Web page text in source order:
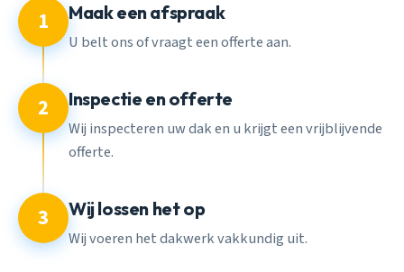
1 Maak een afspraak
U belt ons of vraagt een offerte aan.
2 Inspectie en offerte
Wij inspecteren uw dak en u krijgt een vrijblijvende
offerte.
3 Wij lossen het op
Wij voeren het dakwerk vakkundig uit.